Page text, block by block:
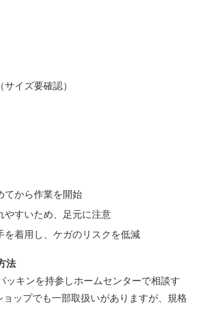
イズ要確認）
てから作業を開始
やすいため、足元に注意
を着用し、ケガのリスクを低減
法
ッキンを持参しホームセンターで相談す
ップでも一部取扱いがありますが、規格